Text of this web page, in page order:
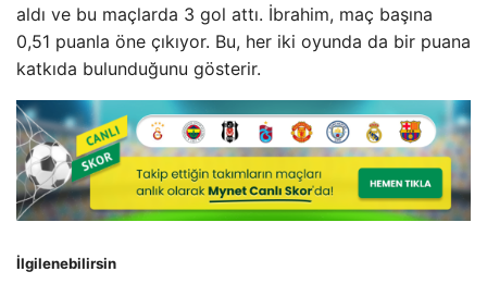
aldı ve bu maçlarda 3 gol attı. İbrahim, maç başına
0,51 puanla öne çıkıyor. Bu, her iki oyunda da bir puana
katkıda bulunduğunu gösterir.
İlgilenebilirsin